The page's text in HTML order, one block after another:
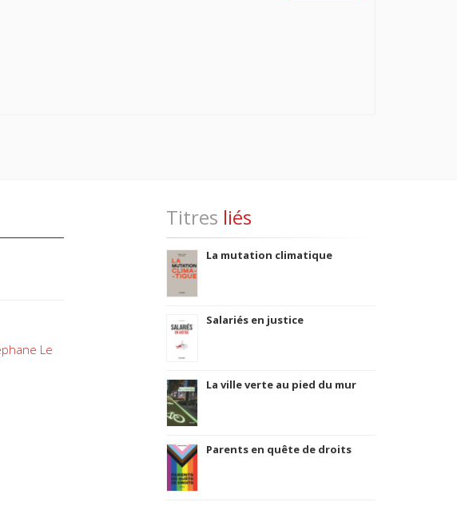
Le
Titres liés
La mutation climatique
Salariés en justice
La ville verte au pied du mur
Parents en quête de droits